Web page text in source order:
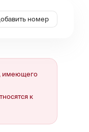
номер
имеющего
к